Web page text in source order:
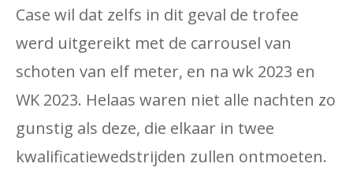
Case wil dat zelfs in dit geval de trofee
werd uitgereikt met de carrousel van
schoten van elf meter, en na wk 2023 en
WK 2023. Helaas waren niet alle nachten zo
gunstig als deze, die elkaar in twee
kwalificatiewedstrijden zullen ontmoeten.